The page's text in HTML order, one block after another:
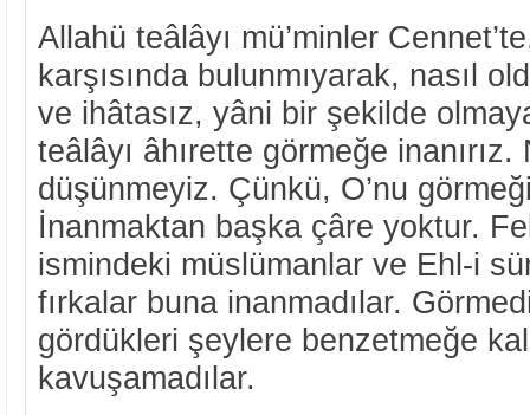
Allahü teâlâyı mü’minler
karşısında bulunmıyarak, nasıl
ve ihâtasız, yâni bir şekilde
teâlâyı âhırette görmeğe
düşünmeyiz. Çünkü, O’nu
İnanmaktan başka çâre yoktur.
ismindeki müslümanlar ve Ehl-i
fırkalar buna inanmadılar.
gördükleri şeylere benzetmeğe
kavuşamadılar.